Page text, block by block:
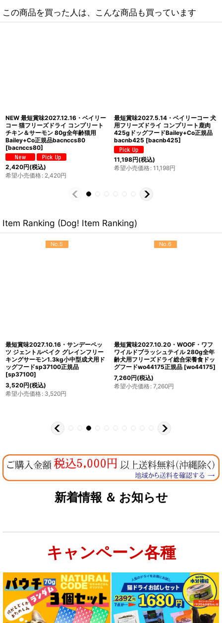
この商品を買った人は、こんな商品も買っています
最短賞味2027.10・ベイリーコー 犬用
フリーズドライ 天然ホキ50gおやつ
Bailey+Co正規品bacnsh50
[bacnsh50]
2,948円(税込)
希望小売価格: 2,948
最短賞味2027.5.5・ベイリーコー 犬
用フリーズドライ コンプリート ラム
500gドッグフードBailey+Co正規品
bacnl500 [ bacnl500]
10,562円(税込)
希望小売価格: 10,562円
Item Ranking (Dog! Item Ranking)
No.5
最短賞味2027.10.16・サンデーペッ
ツ ジェントルベイク グレインフリー
キングサーモン1.3kg小中型成犬用ド
ッグフードsp37100正規品
[sp37100]
3,520円(税込)
希望小売価格: 3,520円
No.6
最短賞味2027.10.20・WOOF・ワフ
ワイルドブラッシュテイル 280g全年
齢犬用フリーズドライ総合栄養食ドッ
グフードwo44175正規品 [wo44175]
7,260円(税込)
希望小売価格: 7,260円
新着情報 ＆ お知らせ
キャンペーン各種